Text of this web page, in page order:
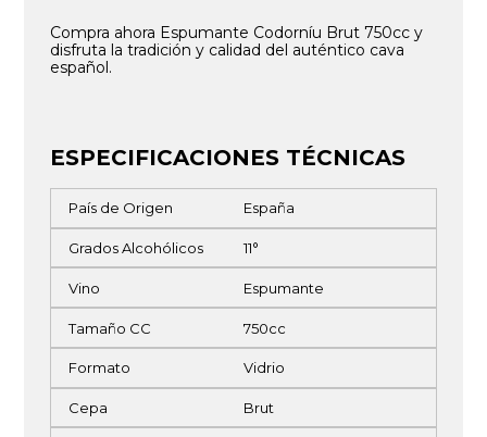
Compra ahora Espumante Codorníu Brut 750cc y
disfruta la tradición y calidad del auténtico cava
español.
ESPECIFICACIONES TÉCNICAS
País de Origen España
Grados Alcohólicos 11°
Vino Espumante
Tamaño CC 750cc
Formato Vidrio
Cepa Brut